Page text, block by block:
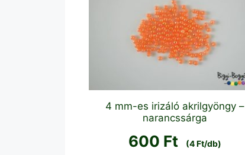
4 mm-es irizáló akrilgyöngy –
narancssárga
600 Ft (4 Ft/db)